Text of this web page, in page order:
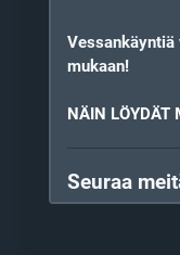
mukaan!
NÄIN LÖYDÄT
Seuraa